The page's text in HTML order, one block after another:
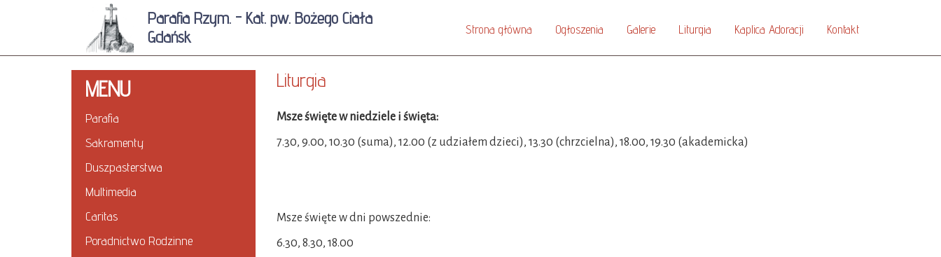
Parafia Rzym. - Kat. pw. Bożego Ciała
Gdańsk
Strona główna Ogłoszenia Galerie Liturgia Kaplica Adoracji Kontakt
MENU
Parafia
Sakramenty
Duszpasterstwa
Multimedia
Caritas
Poradnictwo Rodzinne
Liturgia
Msze święte w niedziele i święta:
7.30, 9.00, 10.30 (suma), 12.00 (z udziałem dzieci), 13.30 (chrzcielna), 18.00, 19.30 (akademicka)
Msze święte w dni powszednie:
6.30, 8.30, 18.00